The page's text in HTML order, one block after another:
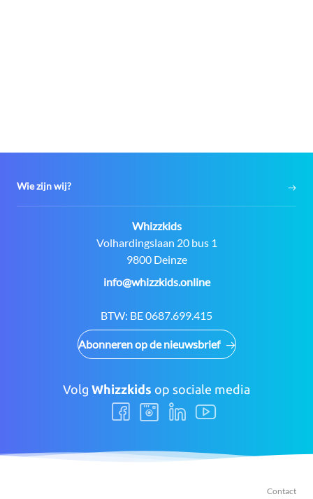
Wie zijn wij?
Contact:
Whizzkids
Adres:
Volhardingslaan 20 bus 1
9800 Deinze
E-
info@whizzkids.online
BTW: BE 0687.699.415
Abonneren op de nieuwsbrief
Volg Whizzkids op sociale media
Volg
ons
Volg
ons
Volg
ons
Volg
ons
Contact